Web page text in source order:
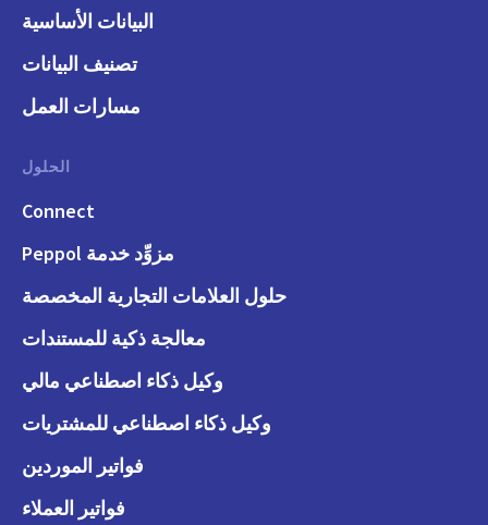
البيانات الأساسية
تصنيف البيانات
مسارات العمل
الحلول
Connect
مزوِّد خدمة Peppol
حلول العلامات التجارية المخصصة
معالجة ذكية للمستندات
وكيل ذكاء اصطناعي مالي
وكيل ذكاء اصطناعي للمشتريات
فواتير الموردين
فواتير العملاء